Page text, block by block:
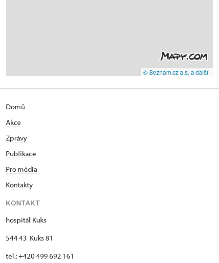
© Seznam.cz a.s. a další
Domů
Akce
Zprávy
Publikace
Pro média
Kontakty
KONTAKT
hospitál Kuks
544 43 Kuks 81
tel.: +420 499 692 161